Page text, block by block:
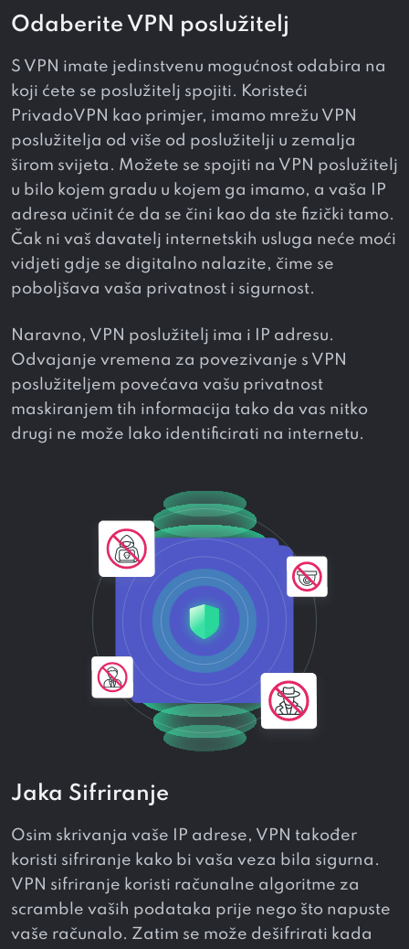
Odaberite VPN poslužitelj
S VPN imate jedinstvenu mogućnost odabira na
koji ćete se poslužitelj spojiti. Koristeći
PrivadoVPN kao primjer, imamo mrežu VPN
poslužitelja od više od poslužitelji u zemalja
širom svijeta. Možete se spojiti na VPN poslužitelj
u bilo kojem gradu u kojem ga imamo, a vaša IP
adresa učinit će da se čini kao da ste fizički tamo.
Čak ni vaš davatelj internetskih usluga neće moći
vidjeti gdje se digitalno nalazite, čime se
poboljšava vaša privatnost i sigurnost.
Naravno, VPN poslužitelj ima i IP adresu.
Odvajanje vremena za povezivanje s VPN
poslužiteljem povećava vašu privatnost
maskiranjem tih informacija tako da vas nitko
drugi ne može lako identificirati na internetu.
Jaka Sifriranje
Osim skrivanja vaše IP adrese, VPN također
koristi sifriranje kako bi vaša veza bila sigurna.
VPN sifriranje koristi računalne algoritme za
scramble vaših podataka prije nego što napuste
vaše računalo. Zatim se može dešifrirati kada